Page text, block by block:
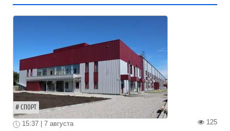
СПОРТ
125
15:37 | 7 августа